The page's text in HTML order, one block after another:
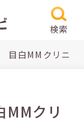
検索
目白MMクリニッ
クリ